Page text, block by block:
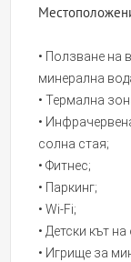
• Ползване на
минерална
• Термална
•
солна стая;
• Фитнес;
• Паркинг;
• Wi-Fi;
• Детски кът
• Игрище за